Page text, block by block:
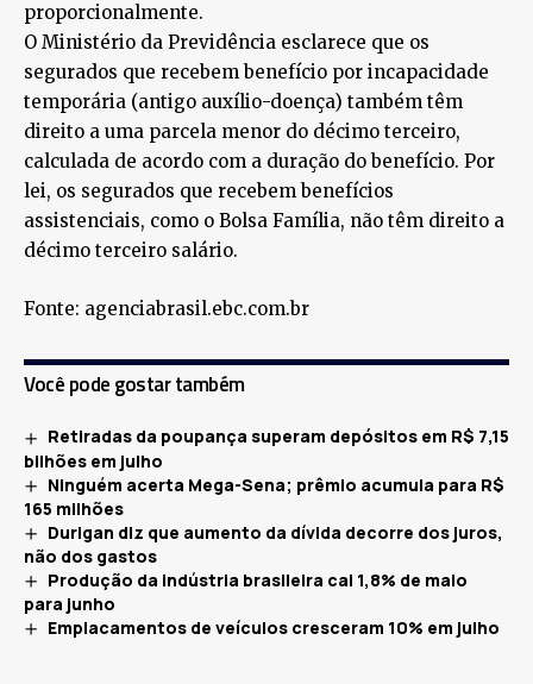
proporcionalmente.
O Ministério da Previdência esclarece que os
segurados que recebem benefício por incapacidade
temporária (antigo auxílio-doença) também têm
direito a uma parcela menor do décimo terceiro,
calculada de acordo com a duração do benefício. Por
lei, os segurados que recebem benefícios
assistenciais, como o Bolsa Família, não têm direito a
décimo terceiro salário.
Fonte: agenciabrasil.ebc.com.br
Você pode gostar também
Retiradas da poupança superam depósitos em R$ 7,15
bilhões em julho
Ninguém acerta Mega-Sena; prêmio acumula para R$
165 milhões
Durigan diz que aumento da dívida decorre dos juros,
não dos gastos
Produção da indústria brasileira cai 1,8% de maio
para junho
Emplacamentos de veículos cresceram 10% em julho